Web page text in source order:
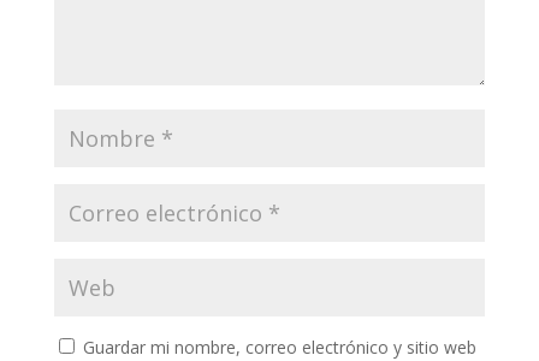
Guardar mi nombre, correo electrónico y sitio web